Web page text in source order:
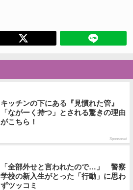
キッチンの下にある『見慣れた管』
「ながーく持つ」とされる驚きの理由
がこちら！
Sponsored
「全部外せと言われたので…」 警察
学校の新入生がとった「行動」に思わ
ずツッコミ